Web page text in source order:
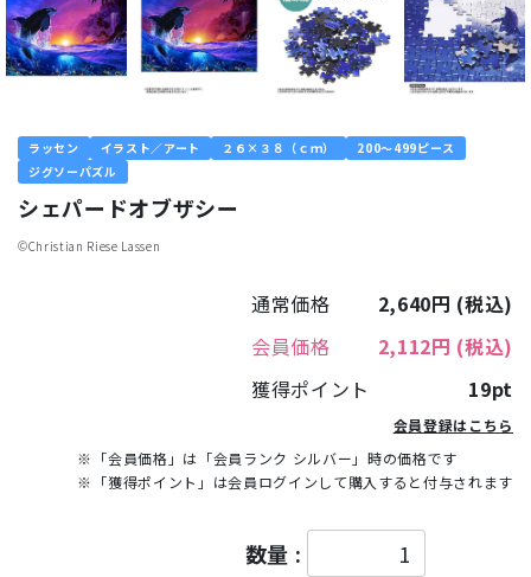
ラッセン イラスト／アート ２６×３８（ｃｍ）
200～499ピース
ジグソーパズル
シェパードオブザシー
©︎Christian Riese Lassen
通常価格 2,640円 (税込)
会員価格
2,112円 (税込)
獲得ポイント
19pt
会員登録はこちら
※「会員価格」は「会員ランク シルバー」時の価格です
※「獲得ポイント」は会員ログインして購入すると付与されます
数量 :